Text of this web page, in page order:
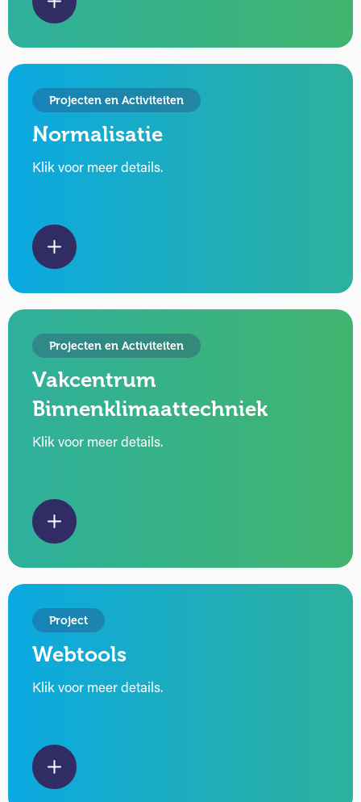
Projecten en Activiteiten
Normalisatie
Klik voor meer details.
Projecten en Activiteiten
Vakcentrum
Binnenklimaattechniek
Klik voor meer details.
Project
Webtools
Klik voor meer details.